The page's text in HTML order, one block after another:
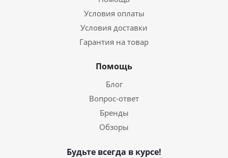
Условия оплаты
Условия доставки
Гарантия на товар
Помощь
Блог
Вопрос-ответ
Бренды
Обзоры
Будьте всегда в курсе!